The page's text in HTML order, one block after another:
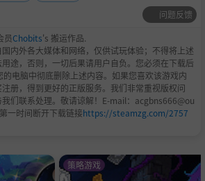
问题反馈
员Chobits's 搬运作品.
内外各大媒体和网络，仅供试玩体验；不得将上述
途，否则，一切后果请用户自负。您必须在下载后
电脑中彻底删除上述内容。如果您喜欢该游戏内
册，得到更好的正版服务。我们非常重视版权问
们联系处理。敬请谅解！E-mail：acgbns666@ou
一时间断开下载链接https://steamzg.com/2757
策略游戏